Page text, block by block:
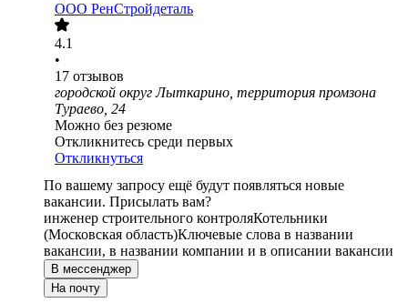
ООО РенСтройдеталь
4.1
•
17 отзывов
городской округ Лыткарино, территория промзона
Тураево, 24
Можно без резюме
Откликнитесь среди первых
Откликнуться
По вашему запросу ещё будут появляться новые
вакансии. Присылать вам?
инженер строительного контроляКотельники
(Московская область)Ключевые слова в названии
вакансии, в названии компании и в описании вакансии
В мессенджер
На почту